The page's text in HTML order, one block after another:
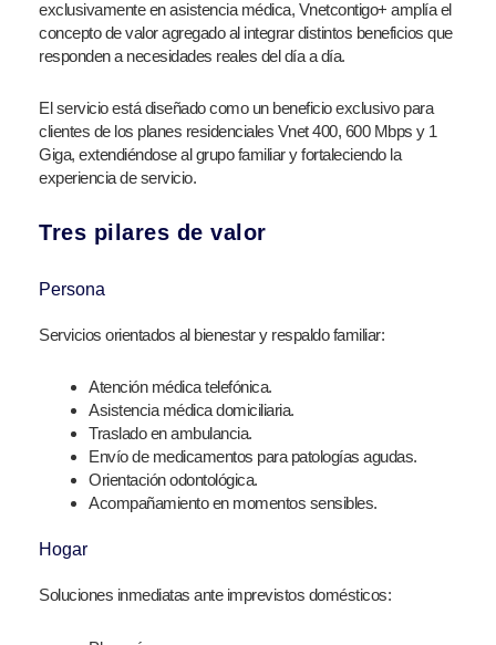
exclusivamente en asistencia médica, Vnetcontigo+ amplía el
concepto de valor agregado al integrar distintos beneficios que
responden a necesidades reales del día a día.
El servicio está diseñado como un beneficio exclusivo para
clientes de los planes residenciales Vnet 400, 600 Mbps y 1
Giga, extendiéndose al grupo familiar y fortaleciendo la
experiencia de servicio.
Tres pilares de valor
Persona
Servicios orientados al bienestar y respaldo familiar:
Atención médica telefónica.
Asistencia médica domiciliaria.
Traslado en ambulancia.
Envío de medicamentos para patologías agudas.
Orientación odontológica.
Acompañamiento en momentos sensibles.
Hogar
Soluciones inmediatas ante imprevistos domésticos: